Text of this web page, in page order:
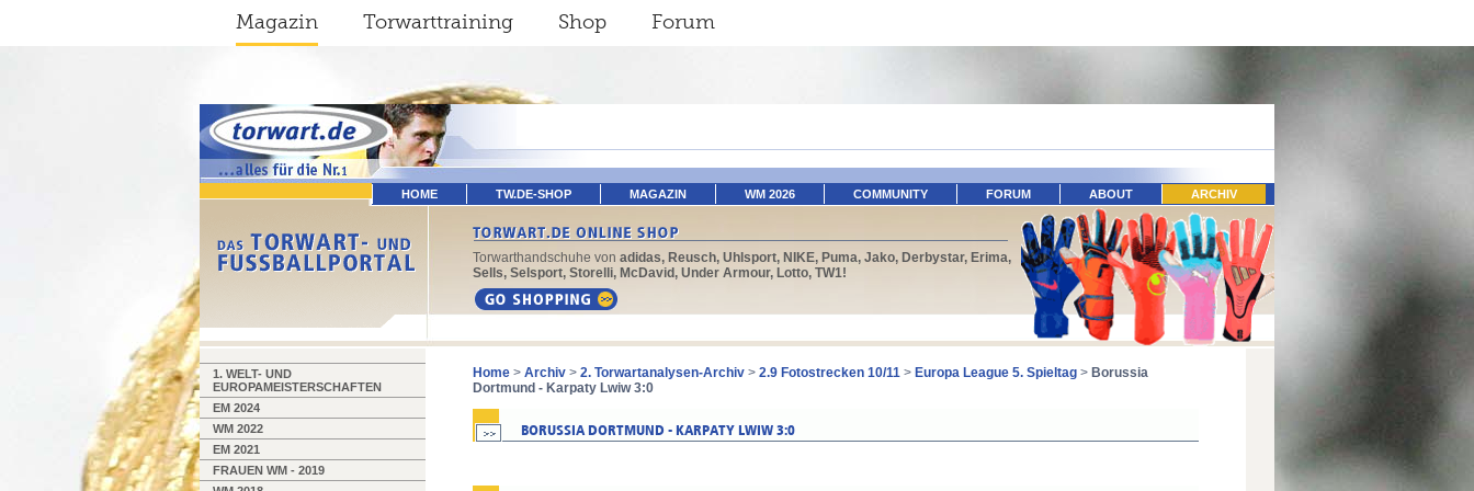
Magazin Torwarttraining Shop Forum
HOME TW.DE-SHOP MAGAZIN WM 2026 COMMUNITY FORUM ABOUT ARCHIV
Torwarthandschuhe von adidas, Reusch, Uhlsport, NIKE, Puma, Jako, Derbystar, Erima,
Sells, Selsport, Storelli, McDavid, Under Armour, Lotto, TW1!
1. WELT- UND
EUROPAMEISTERSCHAFTEN
EM 2024
WM 2022
EM 2021
FRAUEN WM - 2019
Home > Archiv > 2. Torwartanalysen-Archiv > 2.9 Fotostrecken 10/11 > Europa League 5. Spieltag > Borussia
Dortmund - Karpaty Lwiw 3:0